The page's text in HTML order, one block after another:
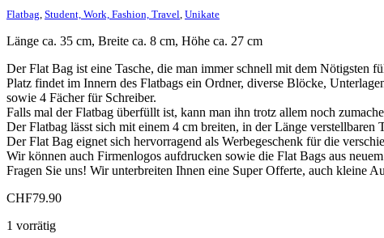
Flatbag Student, Work, Fashion, Travel Unikate
Länge ca. 35 cm, Breite ca. 8 cm, Höhe ca. 27 cm
Der Flat Bag ist eine Tasche, die man immer schnell mit dem Nötigsten
Platz findet im Innern des Flatbags ein Ordner, diverse Blöcke,
sowie 4 Fächer für Schreiber.
Falls mal der Flatbag überfüllt ist, kann man ihn trotz allem noch
Der Flatbag lässt sich mit einem 4 cm breiten, in der Länge verstellbaren
Der Flat Bag eignet sich hervorragend als Werbegeschenk für die
Wir können auch Firmenlogos aufdrucken sowie die Flat Bags aus
Fragen Sie uns! Wir unterbreiten Ihnen eine Super Offerte, auch kleine
CHF79.90
1 vorrätig